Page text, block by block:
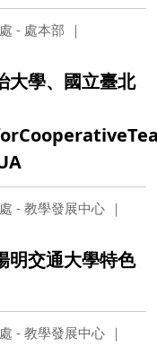
- 處本部
大學、國立臺北
- 教學發展中心
明交通大學特色
- 教學發展中心